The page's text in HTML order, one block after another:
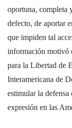
oportuna, completa
defecto, de aportar
que impiden tal
información motivó
para la Libertad de
Interamericana de
estimular la
expresión en las